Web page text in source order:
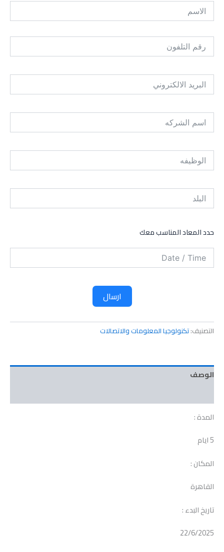
حدد المعاد المناسب معك
ارسال
التصنيف:تكنولوجيا المعلومات والاتصالات
الوصف
المدة :
5 ايام
المكان :
القاهرة
تاريخ البدء :
22/6/2025